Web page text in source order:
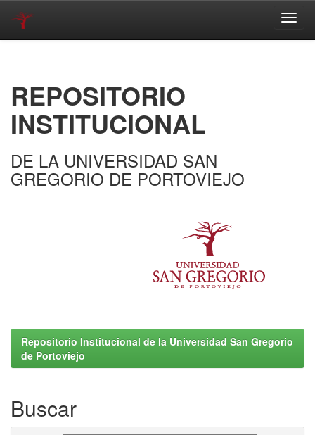
REPOSITORIO
INSTITUCIONAL
DE LA UNIVERSIDAD SAN
GREGORIO DE PORTOVIEJO
Repositorio Institucional de la Universidad San Gregorio
de Portoviejo
Buscar